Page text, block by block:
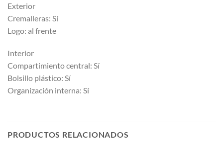
Exterior
Cremalleras: Sí
Logo: al frente
Interior
Compartimiento central: Sí
Bolsillo plástico: Sí
Organización interna: Sí
PRODUCTOS RELACIONADOS